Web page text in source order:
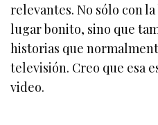
relevantes. No sólo con
lugar bonito, sino que
historias que
televisión. Creo que esa
video.